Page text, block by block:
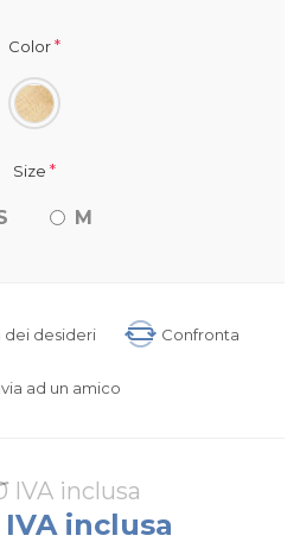
Color*
Size *
M
dei desideri Confronta
ad un amico
IVA inclusa
inclusa